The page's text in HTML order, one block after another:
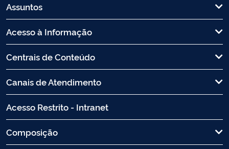
Assuntos
Acesso à Informação
Centrais de Conteúdo
Canais de Atendimento
Acesso Restrito - Intranet
Composição